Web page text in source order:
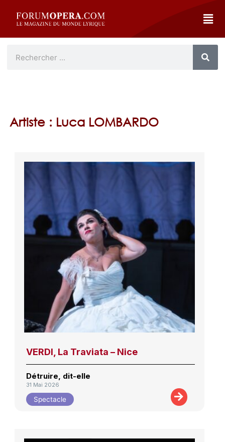
Artiste : Luca LOMBARDO
VERDI, La Traviata – Nice
Détruire, dit-elle
31 Mai 2026
Spectacle